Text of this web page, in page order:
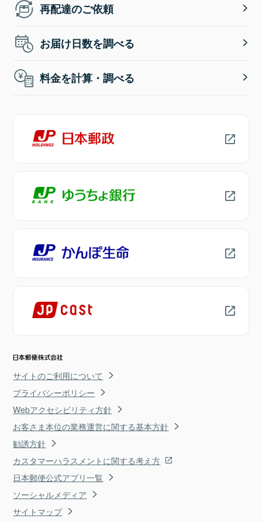
再配達のご依頼
お届け日数を調べる
料金を計算・調べる
サイトのご利用について
プライバシーポリシー
Webアクセシビリティ方針
お客さま本位の業務運営に関する基本方針
勧誘方針
カスタマーハラスメントに関する考え方
日本郵便公式アプリ一覧
ソーシャルメディア
サイトマップ